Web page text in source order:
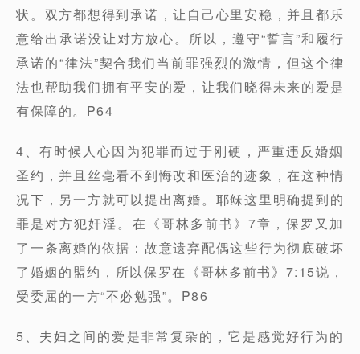
状。双方都想得到承诺，让自己心里安稳，并且都乐
意给出承诺没让对方放心。所以，遵守“誓言”和履行
承诺的“律法”契合我们当前罪强烈的激情，但这个律
法也帮助我们拥有平安的爱，让我们晓得未来的爱是
有保障的。P64
4、有时候人心因为犯罪而过于刚硬，严重违反婚姻
圣约，并且丝毫看不到悔改和医治的迹象，在这种情
况下，另一方就可以提出离婚。耶稣这里明确提到的
罪是对方犯奸淫。在《哥林多前书》7章，保罗又加
了一条离婚的依据：故意遗弃配偶这些行为彻底破坏
了婚姻的盟约，所以保罗在《哥林多前书》7:15说，
受委屈的一方“不必勉强”。P86
5、夫妇之间的爱是非常复杂的，它是感觉好行为的